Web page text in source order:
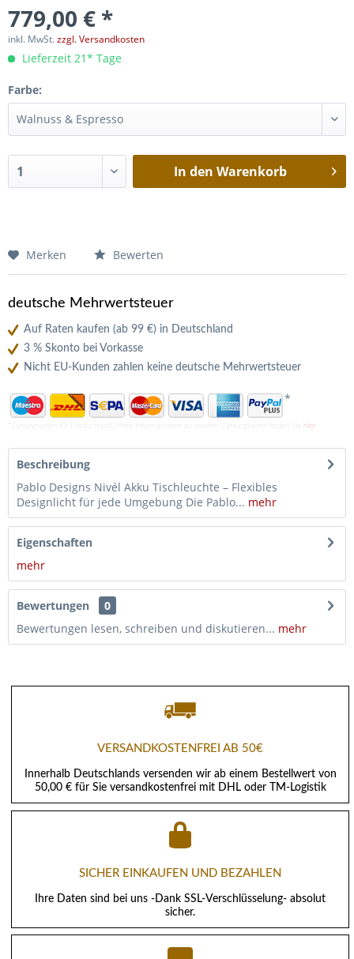
779,00 € *
inkl. MwSt.zzgl. Versandkosten
Lieferzeit 21* Tage
Farbe:
In den Warenkorb
Merken Bewerten
deutsche Mehrwertsteuer
Auf Raten kaufen (ab 99 €) in Deutschland
3 % Skonto bei Vorkasse
Nicht EU-Kunden zahlen keine deutsche Mehrwertsteuer
*
*Zahlungsarten für Deutschland. Mehr Informationen zu unseren Zahlungsarten finden Sie hier
Beschreibung
Pablo Designs Nivél Akku Tischleuchte – Flexibles
Designlicht für jede Umgebung Die Pablo... mehr
Eigenschaften
mehr
Bewertungen
0
Bewertungen lesen, schreiben und diskutieren... mehr
VERSANDKOSTENFREI AB 50€
Innerhalb Deutschlands versenden wir ab einem Bestellwert von
50,00 € für Sie versandkostenfrei mit DHL oder TM-Logistik
SICHER EINKAUFEN UND BEZAHLEN
Ihre Daten sind bei uns -Dank SSL-Verschlüsselung- absolut
sicher.